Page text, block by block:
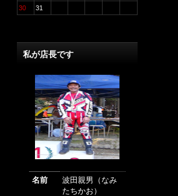
30
31
私が店長です
名前
波田親男（なみ
たちかお）